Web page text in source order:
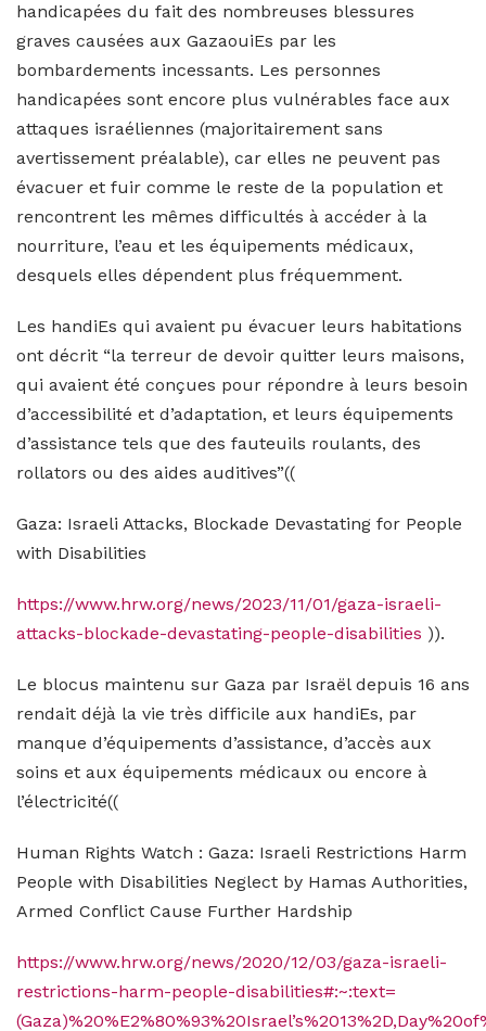
handicapées du fait des nombreuses blessures
graves causées aux GazaouiEs par les
bombardements incessants. Les personnes
handicapées sont encore plus vulnérables face aux
attaques israéliennes (majoritairement sans
avertissement préalable), car elles ne peuvent pas
évacuer et fuir comme le reste de la population et
rencontrent les mêmes difficultés à accéder à la
nourriture, l’eau et les équipements médicaux,
desquels elles dépendent plus fréquemment.
Les handiEs qui avaient pu évacuer leurs habitations
ont décrit “la terreur de devoir quitter leurs maisons,
qui avaient été conçues pour répondre à leurs besoin
d’accessibilité et d’adaptation, et leurs équipements
d’assistance tels que des fauteuils roulants, des
rollators ou des aides auditives”((
Gaza: Israeli Attacks, Blockade Devastating for People
with Disabilities
https://www.hrw.org/news/2023/11/01/gaza-israeli-
attacks-blockade-devastating-people-disabilities )).
Le blocus maintenu sur Gaza par Israël depuis 16 ans
rendait déjà la vie très difficile aux handiEs, par
manque d’équipements d’assistance, d’accès aux
soins et aux équipements médicaux ou encore à
l’électricité((
Human Rights Watch : Gaza: Israeli Restrictions Harm
People with Disabilities Neglect by Hamas Authorities,
Armed Conflict Cause Further Hardship
https://www.hrw.org/news/2020/12/03/gaza-israeli-
restrictions-harm-people-disabilities#:~:text=